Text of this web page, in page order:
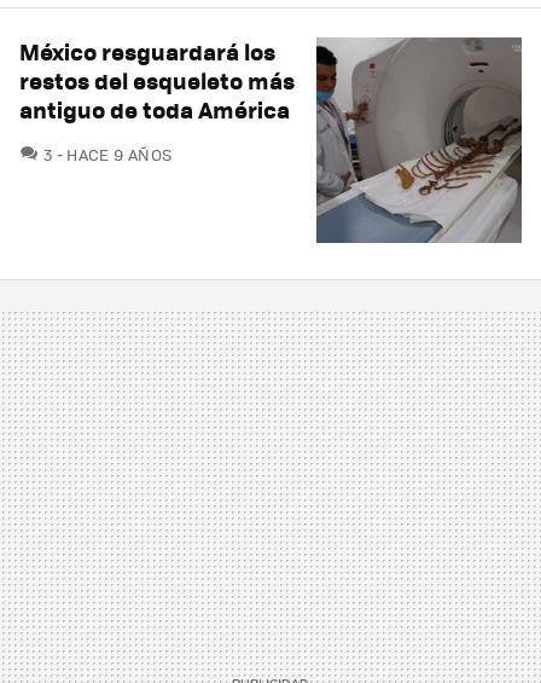
México resguardará los
restos del esqueleto más
antiguo de toda América
3 COMENTARIOS
HACE 9 AÑOS